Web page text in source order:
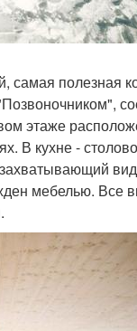
полезная
этаже
В кухне -
мебелью. Все